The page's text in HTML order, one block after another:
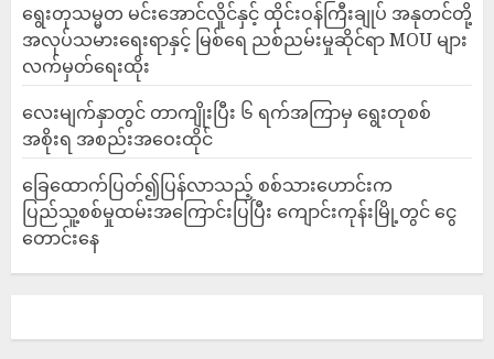
ရွေးတုသမ္မတ မင်းအောင်လှိုင်နှင့် ထိုင်းဝန်ကြီးချုပ် အနုတင်တို့
အလုပ်သမားရေးရာနှင့် မြစ်ရေ ညစ်ညမ်းမှုဆိုင်ရာ MOU များ
လက်မှတ်ရေးထိုး
လေးမျက်နှာတွင် တာကျိုးပြီး ၆ ရက်အကြာမှ ရွေးတုစစ်
အစိုးရ အစည်းအဝေးထိုင်
ခြေထောက်ပြတ်၍ပြန်လာသည့် စစ်သားဟောင်းက
ပြည်သူ့စစ်မှုထမ်းအကြောင်းပြပြီး ကျောင်းကုန်းမြို့တွင် ငွေ
တောင်းနေ